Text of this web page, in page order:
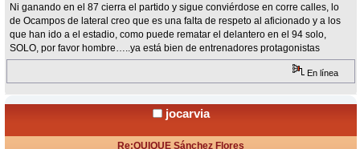
Ni ganando en el 87 cierra el partido y sigue conviérdose en corre calles, lo
de Ocampos de lateral creo que es una falta de respeto al aficionado y a los
que han ido a el estadio, como puede rematar el delantero en el 94 solo,
SOLO, por favor hombre…..ya está bien de entrenadores protagonistas
En línea
jocarvia
Re:QUIQUE Sánchez Flores